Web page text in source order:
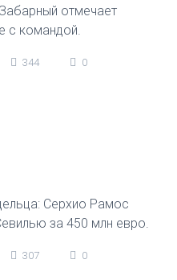
отмечает
с командой.
344 0
Серхио Рамос
за 450 млн евро.
307 0